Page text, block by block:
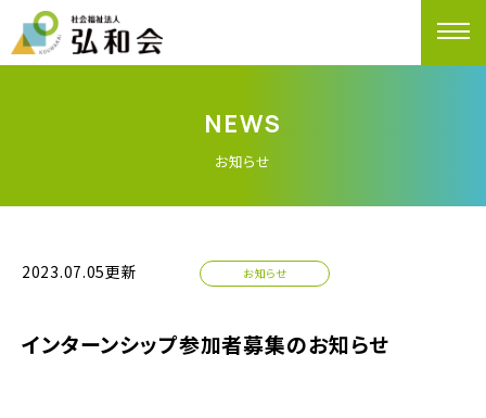
NEWS
お知らせ
2023.07.05更新 お知らせ
インターンシップ参加者募集のお知らせ